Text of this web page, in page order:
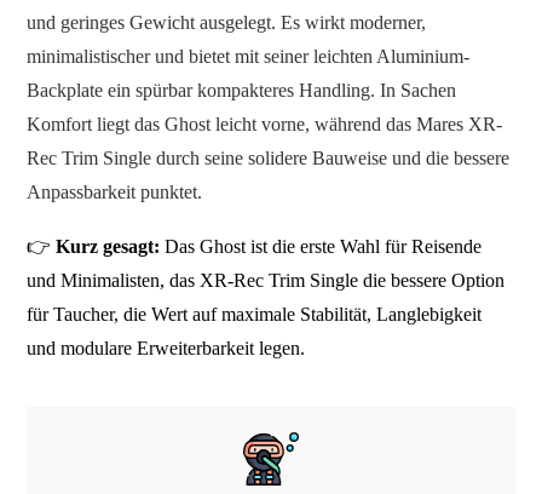
und geringes Gewicht ausgelegt. Es wirkt moderner,
minimalistischer und bietet mit seiner leichten Aluminium-
Backplate ein spürbar kompakteres Handling. In Sachen
Komfort liegt das Ghost leicht vorne, während das Mares XR-
Rec Trim Single durch seine solidere Bauweise und die bessere
Anpassbarkeit punktet.
👉Kurz gesagt: Das Ghost ist die erste Wahl für Reisende
und Minimalisten, das XR-Rec Trim Single die bessere Option
für Taucher, die Wert auf maximale Stabilität, Langlebigkeit
und modulare Erweiterbarkeit legen.